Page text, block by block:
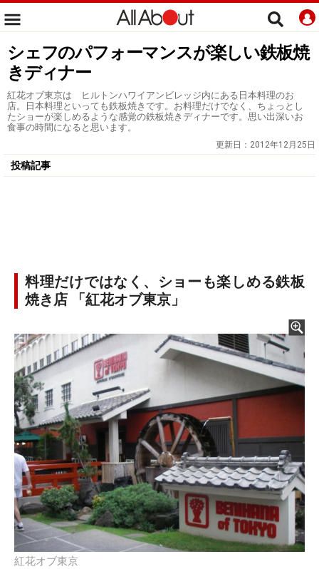
シェフのパフォーマンスが楽しい鉄板焼
きディナー
紅花オブ東京は ヒルトンハワイアンビレッジ内にある日本料理のお
店。日本料理といっても鉄板焼きです。お料理だけでなく、ちょっとし
たショーが楽しめるような感覚の鉄板焼きディナーです。思い出深いお
食事の時間になると思います。
更新日： 2012年12月25日
投稿記事
料理だけではなく、ショーも楽しめる鉄板
焼き店 「紅花オブ東京」
紅花オブ東京